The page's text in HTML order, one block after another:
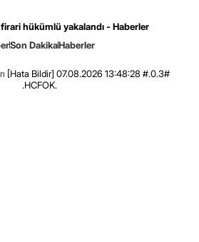
hükümlü yakalandı - Haberler
Son DakikaHaberler
[Hata Bildir] 07.08.2026 13:48:28 #.0.3#
.HCFOK.